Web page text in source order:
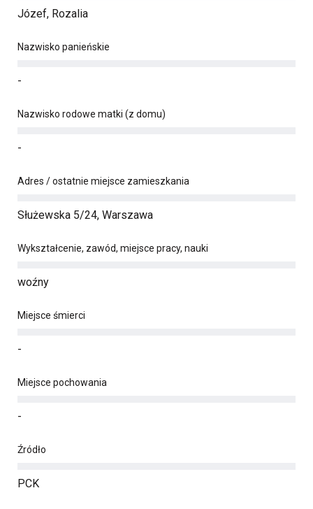
Józef, Rozalia
Nazwisko panieńskie
-
Nazwisko rodowe matki (z domu)
-
Adres / ostatnie miejsce zamieszkania
Służewska 5/24, Warszawa
Wykształcenie, zawód, miejsce pracy, nauki
woźny
Miejsce śmierci
-
Miejsce pochowania
-
Źródło
PCK